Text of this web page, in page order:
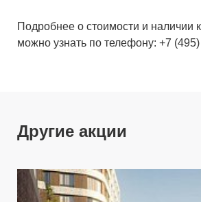
Подробнее о стоимости и наличии
можно узнать по телефону: +7
Другие акции